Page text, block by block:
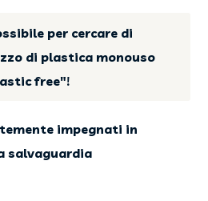
per cercare di
di plastica monouso
free"!
impegnati in
salvaguardia